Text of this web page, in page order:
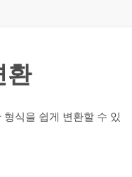
환
식을 쉽게 변환할 수 있